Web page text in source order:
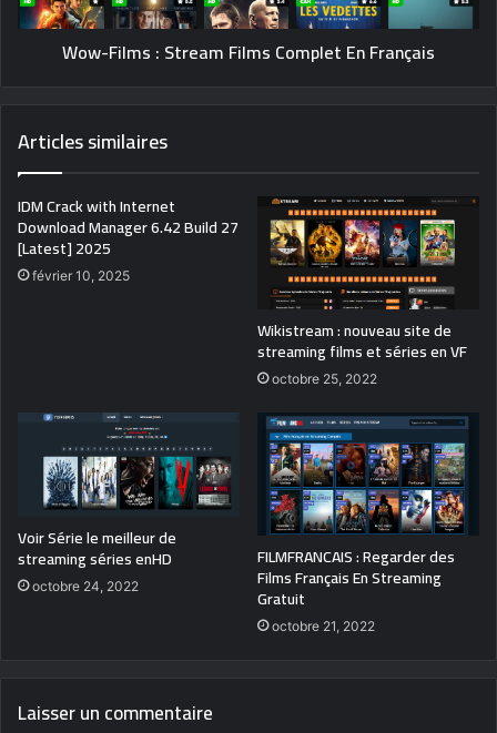
Wow-Films : Stream Films Complet En Français
Articles similaires
IDM Crack with Internet
Download Manager 6.42 Build 27
[Latest] 2025
février 10, 2025
Wikistream : nouveau site de
streaming films et séries en VF
octobre 25, 2022
Voir Série le meilleur de
streaming séries enHD
octobre 24, 2022
FILMFRANCAIS : Regarder des
Films Français En Streaming
Gratuit
octobre 21, 2022
Laisser un commentaire